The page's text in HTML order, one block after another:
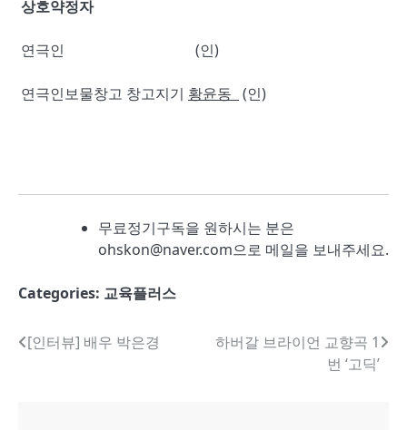
상호약정자
연극인 (인)
연극인보물창고 창고지기 황윤동 (인)
무료정기구독을 원하시는 분은
ohskon@naver.com으로 메일을 보내주세요.
Categories: 교육플러스
글[인터뷰] 배우 박은경
하버갈 브라이언 교향곡 1
번 ‘고딕’